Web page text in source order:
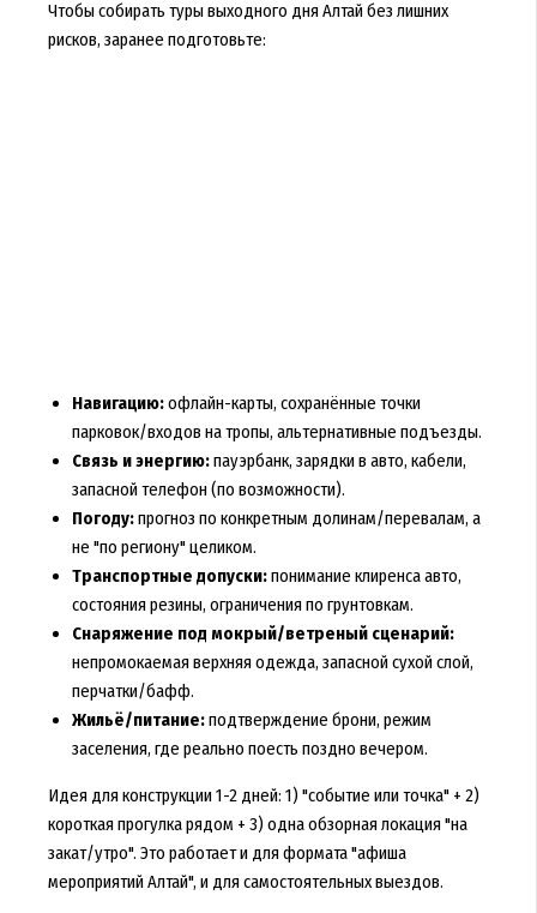
Чтобы собирать туры выходного дня Алтай без лишних
рисков, заранее подготовьте:
Навигацию:офлайн-карты, сохранённые точки
парковок/входов на тропы, альтернативные подъезды.
Связь и энергию:пауэрбанк, зарядки в авто, кабели,
запасной телефон (по возможности).
Погоду:прогноз по конкретным долинам/перевалам, а
не "по региону" целиком.
Транспортные допуски:понимание клиренса авто,
состояния резины, ограничения по грунтовкам.
Снаряжение под мокрый/ветреный сценарий:
непромокаемая верхняя одежда, запасной сухой слой,
перчатки/бафф.
Жильё/питание:подтверждение брони, режим
заселения, где реально поесть поздно вечером.
Идея для конструкции 1-2 дней: 1) "событие или точка" + 2)
короткая прогулка рядом + 3) одна обзорная локация "на
закат/утро". Это работает и для формата "афиша
мероприятий Алтай", и для самостоятельных выездов.